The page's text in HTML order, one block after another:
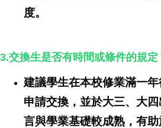
度。
3.交換生是否有時間或條件的規定
建議學生在本校修業滿一年
申請交換，並於大三、大
言與學業基礎較成熟，有